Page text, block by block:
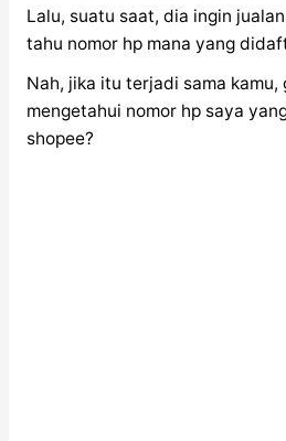
Lalu, suatu saat, dia ingin
tahu nomor hp mana yang
Nah, jika itu terjadi sama kamu,
mengetahui nomor hp saya
shopee?